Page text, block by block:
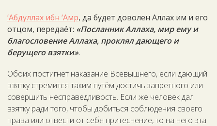
‘Абдуллах ибн ‘Амр, да будет доволен Аллах им и его
отцом, передаёт: «Посланник Аллаха, мир ему и
благословение Аллаха, проклял дающего и
берущего взятки».
Обоих постигнет наказание Всевышнего, если дающий
взятку стремится таким путём достичь запретного или
совершить несправедливость. Если же человек дал
взятку ради того, чтобы добиться соблюдения своего
права или отвести от себя притеснение, то на него эта